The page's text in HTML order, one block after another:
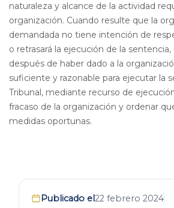
naturaleza y alcance de la actividad
organización. Cuando resulte que la
demandada no tiene intención de
o retrasará la ejecución de la
después de haber dado a la
suficiente y razonable para ejecutar la
Tribunal, mediante recurso de
fracaso de la organización y ordenar
medidas oportunas.
Publicado el22 febrero 2024